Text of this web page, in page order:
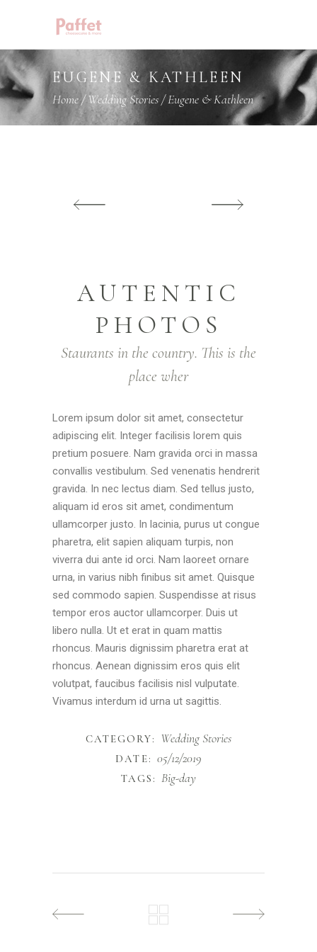
EUGENE & KATHLEEN
Home/Wedding Stories/Eugene & Kathleen
AUTENTIC
PHOTOS
Staurants in the country. This is the
place wher
Lorem ipsum dolor sit amet, consectetur
adipiscing elit. Integer facilisis lorem quis
pretium posuere. Nam gravida orci in massa
convallis vestibulum. Sed venenatis hendrerit
gravida. In nec lectus diam. Sed tellus justo,
aliquam id eros sit amet, condimentum
ullamcorper justo. In lacinia, purus ut congue
pharetra, elit sapien aliquam turpis, non
viverra dui ante id orci. Nam laoreet ornare
urna, in varius nibh finibus sit amet. Quisque
sed commodo sapien. Suspendisse at risus
tempor eros auctor ullamcorper. Duis ut
libero nulla. Ut et erat in quam mattis
rhoncus. Mauris dignissim pharetra erat at
rhoncus. Aenean dignissim eros quis elit
volutpat, faucibus facilisis nisl vulputate.
Vivamus interdum id urna ut sagittis.
CATEGORY: Wedding Stories
DATE: 05/12/2019
TAGS: Big-day